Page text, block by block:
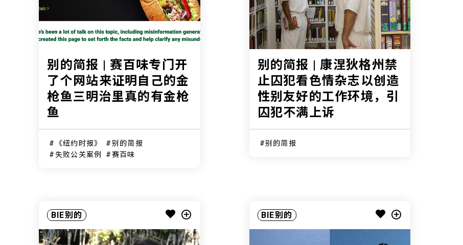
别的简报 | 赛百味专门开
了个网站来证明自己的金
枪鱼三明治里真的有金枪
鱼
《纽约时报》
别的简报
失败公关案例
赛百味
别的简报 | 康涅狄格州禁
止囚犯看色情杂志以创造
性别友好的工作环境，引
囚犯不满上诉
别的简报
BIE别的 BIE别的